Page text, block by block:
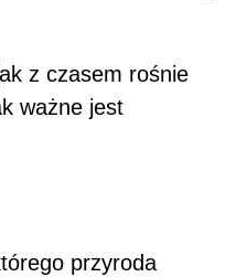
z czasem rośnie
ważne jest
przyroda